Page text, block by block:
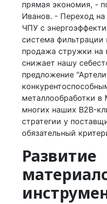
прямая экономия, -
Иванов. - Переход
ЧПУ с
система
продажа стружки на
снижает нашу
предложение
металлообработки в
многих наших B2B-
стратегии у
обязательный
Развитие